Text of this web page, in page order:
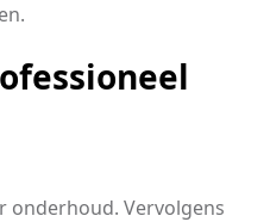
onderhoud. Vervolgens